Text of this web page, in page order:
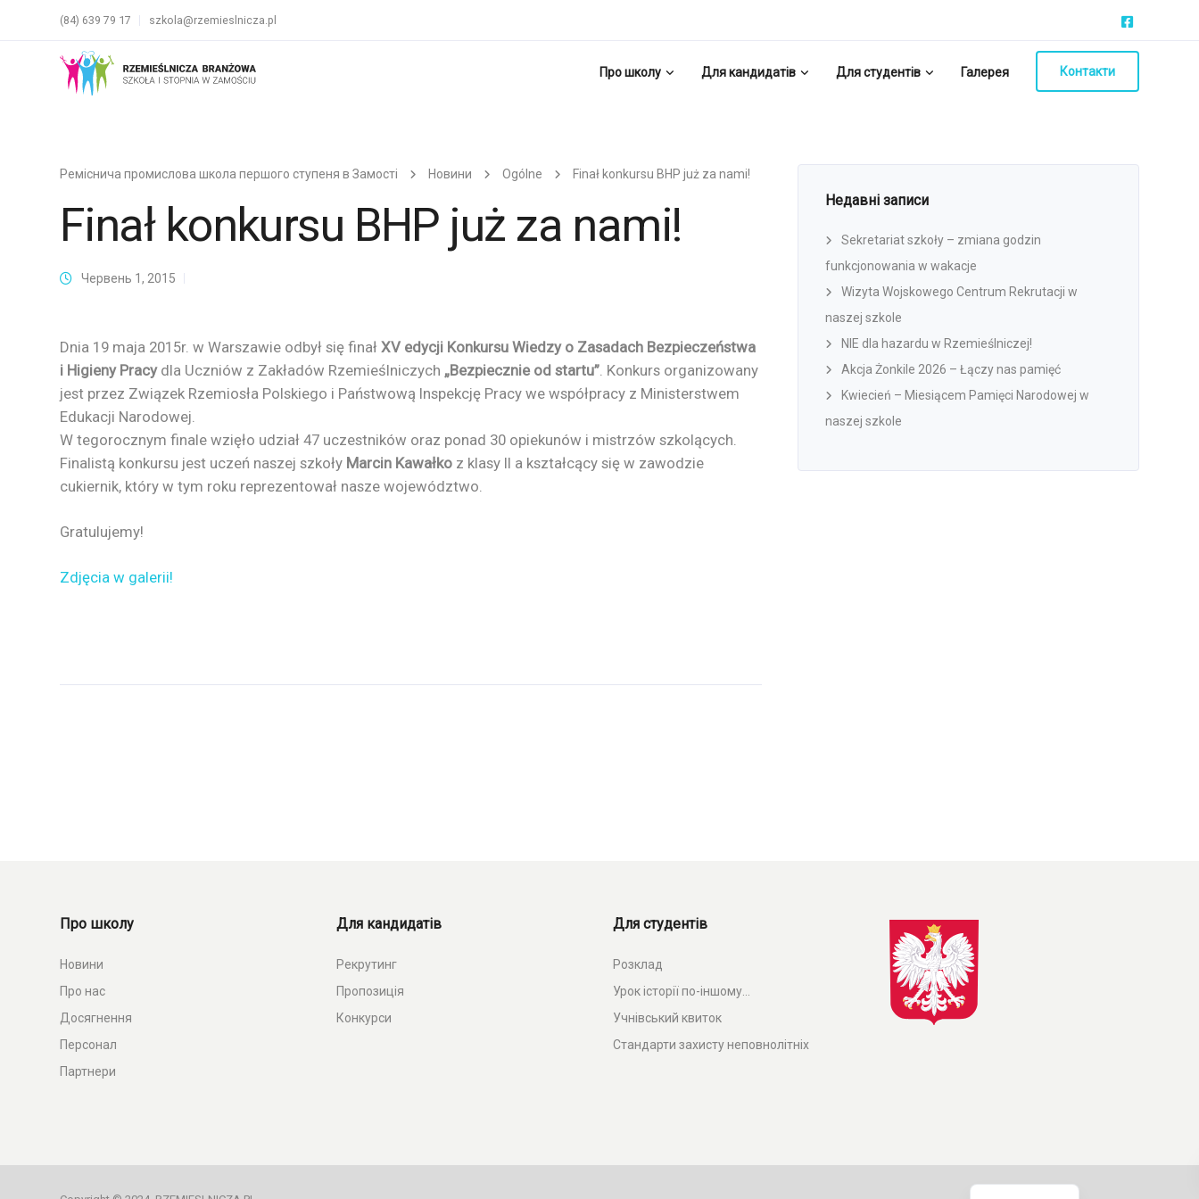
(84) 639 79 17 szkola@rzemieslnicza.pl
Про школу Для кандидатів Для студентів Галерея Контакти
Реміснича промислова школа першого ступеня в Замості Новини Ogólne Finał konkursu BHP już za nami!
Finał konkursu BHP już za nami!
Червень 1, 2015
Dnia 19 maja 2015r. w Warszawie odbył się finał XV edycji Konkursu Wiedzy o Zasadach Bezpieczeństwa
i Higieny Pracydla Uczniów z Zakładów Rzemieślniczych „Bezpiecznie od startu”. Konkurs organizowany
jest przez Związek Rzemiosła Polskiego i Państwową Inspekcję Pracy we współpracy z Ministerstwem
Edukacji Narodowej.
W tegorocznym finale wzięło udział 47 uczestników oraz ponad 30 opiekunów i mistrzów szkolących.
Finalistą konkursu jest uczeń naszej szkoły Marcin Kawałko z klasy II a kształcący się w zawodzie
cukiernik, który w tym roku reprezentował nasze województwo.
Gratulujemy!
Zdjęcia w galerii!
Недавні записи
Sekretariat szkoły – zmiana godzin
funkcjonowania w wakacje
Wizyta Wojskowego Centrum Rekrutacji w
naszej szkole
NIE dla hazardu w Rzemieślniczej!
Akcja Żonkile 2026 – Łączy nas pamięć
Kwiecień – Miesiącem Pamięci Narodowej w
naszej szkole
Про школу
Новини
Про нас
Досягнення
Персонал
Партнери
Для кандидатів
Рекрутинг
Пропозиція
Конкурси
Для студентів
Розклад
Урок історії по-іншому...
Учнівський квиток
Стандарти захисту неповнолітніх